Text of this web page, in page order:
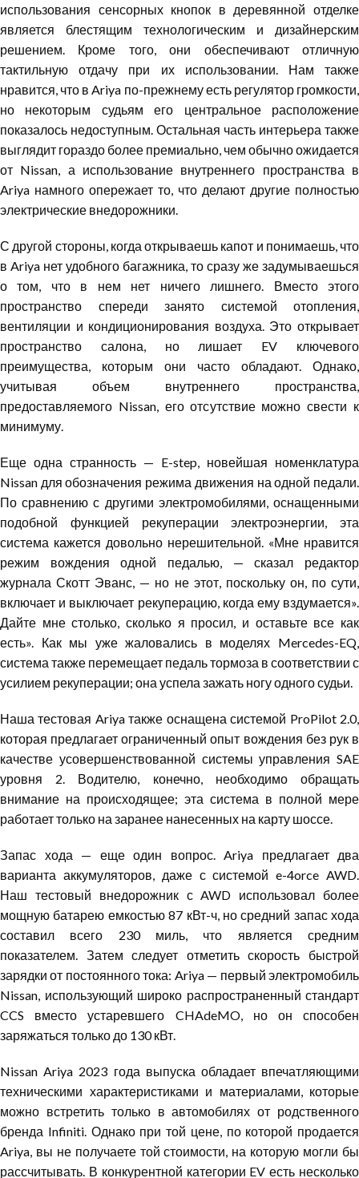
использования сенсорных кнопок в деревянной отделке
является блестящим технологическим и дизайнерским
решением. Кроме того, они обеспечивают отличную
тактильную отдачу при их использовании. Нам также
нравится, что в Ariya по-прежнему есть регулятор громкости,
но некоторым судьям его центральное расположение
показалось недоступным. Остальная часть интерьера также
выглядит гораздо более премиально, чем обычно ожидается
от Nissan, а использование внутреннего пространства в
Ariya намного опережает то, что делают другие полностью
электрические внедорожники.
С другой стороны, когда открываешь капот и понимаешь, что
в Ariya нет удобного багажника, то сразу же задумываешься
о том, что в нем нет ничего лишнего. Вместо этого
пространство спереди занято системой отопления,
вентиляции и кондиционирования воздуха. Это открывает
пространство салона, но лишает EV ключевого
преимущества, которым они часто обладают. Однако,
учитывая объем внутреннего пространства,
предоставляемого Nissan, его отсутствие можно свести к
минимуму.
Еще одна странность — E-step, новейшая номенклатура
Nissan для обозначения режима движения на одной педали.
По сравнению с другими электромобилями, оснащенными
подобной функцией рекуперации электроэнергии, эта
система кажется довольно нерешительной. «Мне нравится
режим вождения одной педалью, — сказал редактор
журнала Скотт Эванс, — но не этот, поскольку он, по сути,
включает и выключает рекуперацию, когда ему вздумается».
Дайте мне столько, сколько я просил, и оставьте все как
есть». Как мы уже жаловались в моделях Mercedes-EQ,
система также перемещает педаль тормоза в соответствии с
усилием рекуперации; она успела зажать ногу одного судьи.
Наша тестовая Ariya также оснащена системой ProPilot 2.0,
которая предлагает ограниченный опыт вождения без рук в
качестве усовершенствованной системы управления SAE
уровня 2. Водителю, конечно, необходимо обращать
внимание на происходящее; эта система в полной мере
работает только на заранее нанесенных на карту шоссе.
Запас хода — еще один вопрос. Ariya предлагает два
варианта аккумуляторов, даже с системой e-4orce AWD.
Наш тестовый внедорожник с AWD использовал более
мощную батарею емкостью 87 кВт-ч, но средний запас хода
составил всего 230 миль, что является средним
показателем. Затем следует отметить скорость быстрой
зарядки от постоянного тока: Ariya — первый электромобиль
Nissan, использующий широко распространенный стандарт
CCS вместо устаревшего CHAdeMO, но он способен
заряжаться только до 130 кВт.
Nissan Ariya 2023 года выпуска обладает впечатляющими
техническими характеристиками и материалами, которые
можно встретить только в автомобилях от родственного
бренда Infiniti. Однако при той цене, по которой продается
Ariya, вы не получаете той стоимости, на которую могли бы
рассчитывать. В конкурентной категории EV есть несколько